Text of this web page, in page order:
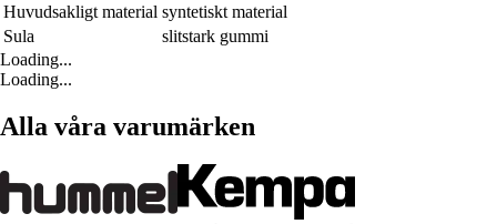
Huvudsakligt material syntetiskt material
Sula
slitstark gummi
Loading...
Loading...
Alla våra varumärken